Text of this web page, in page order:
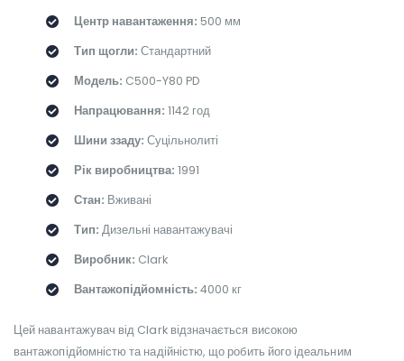
Центр навантаження: 500 мм
Тип щогли: Стандартний
Модель: C500-Y80 PD
Напрацювання: 1142 год
Шини ззаду: Суцільнолиті
Рік виробництва: 1991
Стан: Вживані
Тип: Дизельні навантажувачі
Виробник: Clark
Вантажопідйомність: 4000 кг
Цей навантажувач від Clark відзначається високою
вантажопідйомністю та надійністю, що робить його ідеальним